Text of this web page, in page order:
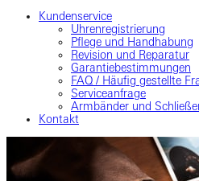
Kundenservice
Uhrenregistrierung
Pflege und Handhabung
Revision und Reparatur
Garantiebestimmungen
FAQ / Häufig gestellte
Serviceanfrage
Armbänder und
Kontakt